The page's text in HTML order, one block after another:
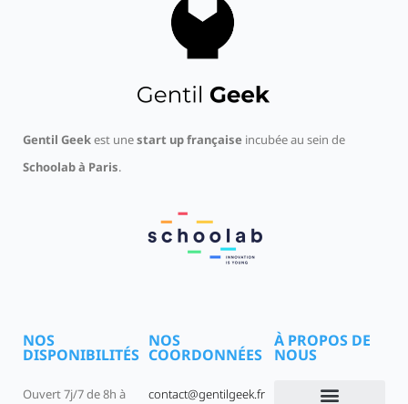
Gentil Geekest unestart up française incubée au sein de
Schoolab à Paris.
NOS
DISPONIBILITÉS
Ouvert 7j/7 de 8h à
NOS
COORDONNÉES
contact@gentilgeek.fr
À PROPOS DE
NOUS